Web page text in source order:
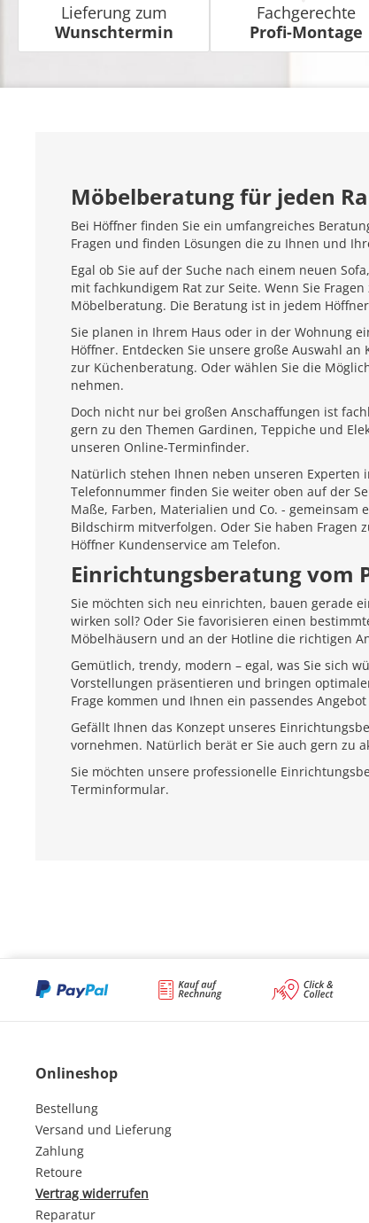
Lieferung zum
Wunschtermin
Fachgerechte
Profi-Montage
Möbelberatung für jeden
Bei Höffner finden Sie ein umfangreiches
Fragen und finden Lösungen die zu Ihnen und
Egal ob Sie auf der Suche nach einem neuen
mit fachkundigem Rat zur Seite. Wenn Sie
Möbelberatung. Die Beratung ist in jedem
Sie planen in Ihrem Haus oder in der Wohnung
Höffner. Entdecken Sie unsere große Auswahl
zur Küchenberatung. Oder wählen Sie die
nehmen.
Doch nicht nur bei großen Anschaffungen ist
gern zu den Themen Gardinen, Teppiche und
unseren Online-Terminfinder.
Natürlich stehen Ihnen neben unseren
Telefonnummer finden Sie weiter oben auf der
Maße, Farben, Materialien und Co. -
Bildschirm mitverfolgen. Oder Sie haben Fragen
Höffner Kundenservice am Telefon.
Einrichtungsberatung vom
Sie möchten sich neu einrichten, bauen gerade
wirken soll? Oder Sie favorisieren einen
Möbelhäusern und an der Hotline die richtigen
Gemütlich, trendy, modern – egal, was Sie sich
Vorstellungen präsentieren und bringen
Frage kommen und Ihnen ein passendes
Gefällt Ihnen das Konzept unseres
vornehmen. Natürlich berät er Sie auch gern zu
Sie möchten unsere professionelle
Terminformular.
Onlineshop
Bestellung
Versand und Lieferung
Zahlung
Retoure
Vertrag widerrufen
Reparatur